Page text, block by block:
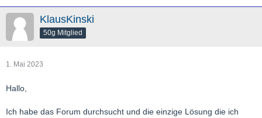
KlausKinski
50g Mitglied
1. Mai 2023
Hallo,
Ich habe das Forum durchsucht und die einzige Lösung die ich